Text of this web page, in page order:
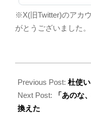
01-
21
Previous Post: 杜使
Next Post:
「あのな
換えた